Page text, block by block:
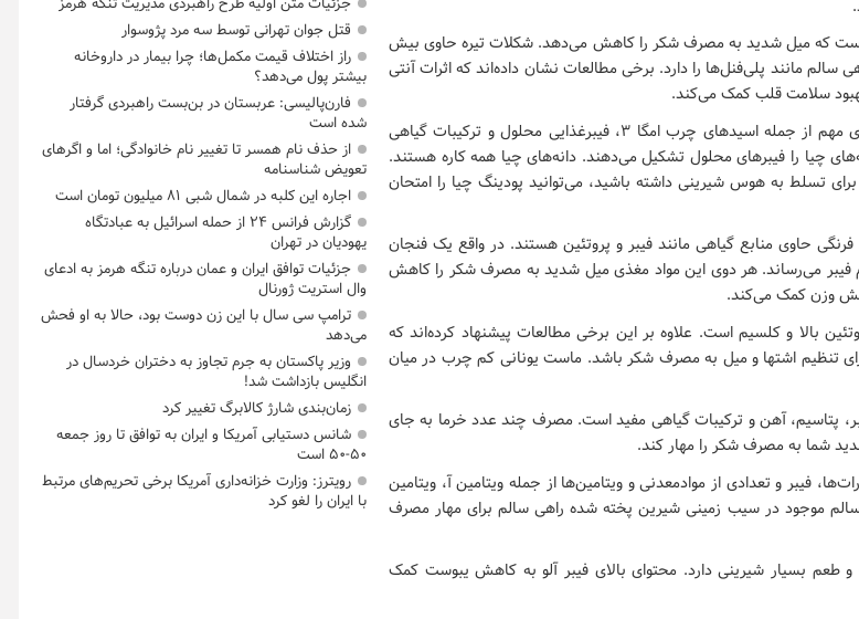
است که میل شدید به مصرف شکر را کاهش می‌دهد. شکلات تیره حاوی بیش
سالم مانند پلی‌فنل‌ها را دارد. برخی مطالعات نشان داده‌اند که اثرات آنتی
سلامت قلب کمک می‌کند.
منبع خوبی از مواد مغذی مهم از جمله اسیدهای چرب امگا ۳، فیبرغذایی محلول و ترکیبات گیاهی
۴۰ درصد از دانه‌های چیا را فیبرهای محلول تشکیل می‌دهند. دانه‌های چیا همه کاره هستند.
تسلط به هوس شیرینی داشته باشید، می‌توانید پودینگ چیا را امتحان
حاوی منابع گیاهی مانند فیبر و پروتئین هستند. در واقع یک فنجان
شما ۱۸ گرم پروتئین و ۱۶ گرم فیبر می‌رساند. هر دوی این مواد مغذی میل شدید به مصرف شکر را کاهش
وزن کمک می‌کند.
بالا و کلسیم است. علاوه بر این برخی مطالعات پیشنهاد کرده‌اند که
تنظیم اشتها و میل به مصرف شکر باشد. ماست یونانی کم چرب در میان
پتاسیم، آهن و ترکیبات گیاهی مفید است. مصرف چند عدد خرما به جای
شما به مصرف شکر را مهار کند.
فیبر و تعدادی از موادمعدنی و ویتامین‌ها از جمله ویتامین آ، ویتامین
موجود در سیب زمینی شیرین پخته شده راهی سالم برای مهار مصرف
طعم بسیار شیرینی دارد. محتوای بالای فیبر آلو به کاهش یبوست کمک
قتل جوان تهرانی توسط سه مرد پژوسوار
راز اختلاف قیمت مکمل‌ها؛ چرا بیمار در داروخانه
بیشتر پول می‌دهد؟
فارن‌پالیسی: عربستان در بن‌بست راهبردی گرفتار
شده است
از حذف نام همسر تا تغییر نام خانوادگی؛ اما و اگرهای
تعویض شناسنامه
اجاره این کلبه در شمال شبی ۸۱ میلیون تومان است
گزارش فرانس ۲۴ از حمله اسرائیل به عبادتگاه
یهودیان در تهران
جزئیات توافق ایران و عمان درباره تنگه هرمز به ادعای
وال استریت ژورنال
ترامپ سی سال با این زن دوست بود، حالا به او فحش
می‌دهد
وزیر پاکستان به جرم تجاوز به دختران خردسال در
انگلیس بازداشت شد!
زمان‌بندی شارژ کالابرگ تغییر کرد
شانس دستیابی آمریکا و ایران به توافق تا روز جمعه
۵۰-۵۰ است
رویترز: وزارت خزانه‌داری آمریکا برخی تحریم‌های مرتبط
با ایران را لغو کرد